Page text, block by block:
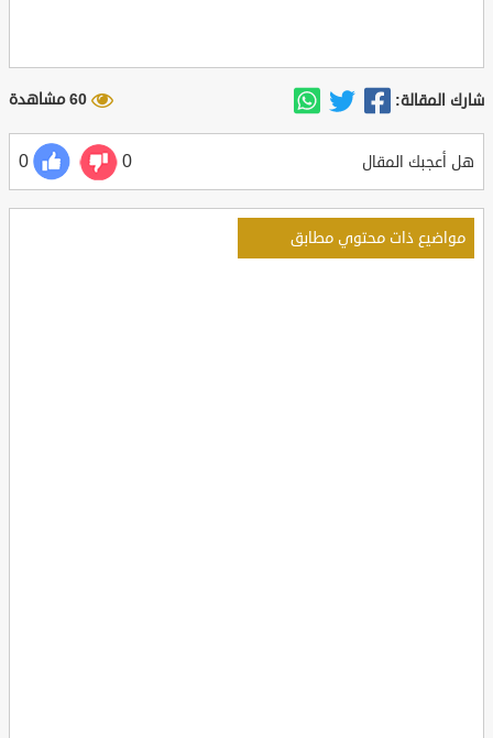
شارك المقالة: 60 مشاهدة
هل أعجبك المقال 0
0
مواضيع ذات محتوي مطابق